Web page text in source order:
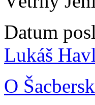
Datum
Lukáš
O